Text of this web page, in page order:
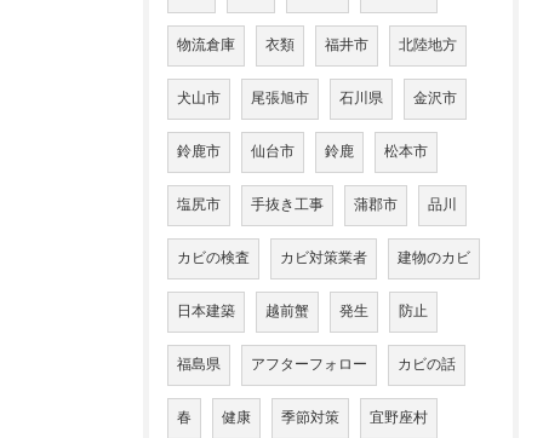
物流倉庫 衣類 福井市 北陸地方
犬山市 尾張旭市 石川県 金沢市
鈴鹿市 仙台市 鈴鹿 松本市
塩尻市 手抜き工事 蒲郡市 品川
カビの検査 カビ対策業者 建物のカビ
日本建築 越前蟹 発生 防止
福島県 アフターフォロー カビの話
春 健康 季節対策 宜野座村